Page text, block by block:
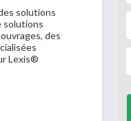
solutions
solutions
des
Lexis®